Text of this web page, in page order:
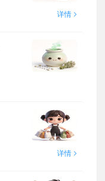
详情 >
详情 >